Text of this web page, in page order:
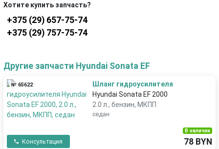
Хотите купить запчасть?
+375 (29) 657-75-74
+375 (29) 757-75-74
Другие запчасти Hyundai Sonata EF
№ 65622
Шланг гидроусилителя
Hyundai Sonata EF 2000
2.0 л., бензин, МКПП
седан
Консультация
В наличии
78 BYN